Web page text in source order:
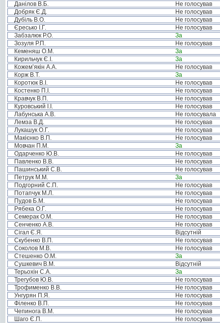
Данілов В.Б.
Не голосував
Добряк Є.Д.
Не голосував
Дубіль В.О.
Не голосував
Єресько І.Г.
Не голосував
Забзалюк Р.О.
За
Зозуля Р.П.
Не голосував
Кеменяш О.М.
За
Кирильчук Є.І.
За
Кожем’якін А.А.
Не голосував
Корж В.Т.
За
Коротюк В.І.
Не голосував
Костенко П.І.
Не голосував
Кравчук В.П.
Не голосував
Куровський І.І.
Не голосував
Лабунська А.В.
Не голосувала
Лемза В.Д.
Не голосував
Лукашук О.Г.
Не голосував
Макієнко В.П.
Не голосував
Мовчан П.М.
За
Одарченко Ю.В.
Не голосував
Павленко В.В.
Не голосував
Пашинський С.В.
Не голосував
Петрук М.М.
За
Подгорний С.П.
Не голосував
Потапчук М.Л.
Не голосував
Пудов Б.М.
Не голосував
Рябека О.Г.
Не голосував
Семерак О.М.
Не голосував
Сенченко А.В.
Не голосував
Сігал Є.Я.
Відсутній
Скубенко В.П.
Не голосував
Соколов М.В.
Не голосував
Стешенко О.М.
За
Сушкевич В.М.
Відсутній
Терьохін С.А.
За
Трегубов Ю.В.
Не голосував
Трофименко В.В.
Не голосував
Унгурян П.Я.
Не голосував
Філенко В.П.
Не голосував
Чепинога В.М.
Не голосував
Шаго Є.П.
Не голосував